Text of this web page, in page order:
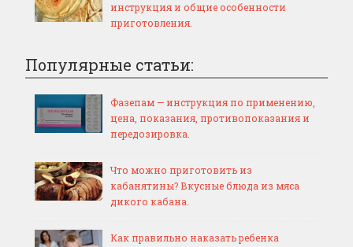
инструкция и общие особенности
приготовления.
Популярные статьи:
Фазепам — инструкция по применению,
цена, показания, противопоказания и
передозировка.
Что можно приготовить из
кабанятины? Вкусные блюда из мяса
дикого кабана.
Как правильно наказать ребенка